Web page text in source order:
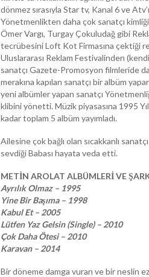
dönmez sırasıyla Star tv, Kanal 6 ve
Yönetmenlikten daha çok sanatçı
Ömer Vargı, Turgay Çokuludağ gibi
tecrübesini Loft Kot Firmasına çektiği
Uluslararası Reklam Festivalinden
sanatçı Gazete-Promosyon filmleride
merakına kapılan sanatçı bir albüm
yeni albümler yapan sanatçı
klibini yönetti. Müzik piyasasına 1995
kadar toplam 5 albüm yayımladı.
Ailesine çok bağlı olan sıcakkanlı
sevdiği Babası hayata veda etti.
METİN AROLAT ALBÜMLERİ VE
Ayrılık Olmaz – 1995
Yine Bir Başıma – 1998
Kabul Et – 2005
Lütfen Yaz Gelsin (Single) – 2010
Çok Daha Ötesi – 2010
Karavan – 2014
Bir döneme damga vuran ve bir neslin